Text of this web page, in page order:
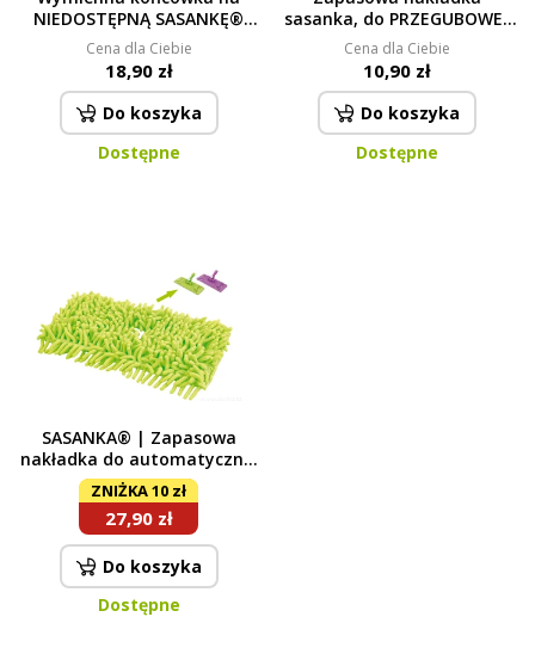
NIEDOSTĘPNĄ SASANKĘ®
zielona
Cena dla Ciebie
18,90 zł
Do koszyka
Dostępne
sasanka, do PRZEGUBOWEJ
SASANKI 360°
Cena dla Ciebie
10,90 zł
Do koszyka
Dostępne
SASANKA® | Zapasowa
nakładka do automatycznej
składanej platformy
ZNIŻKA 10 zł
27,90 zł
Do koszyka
Dostępne